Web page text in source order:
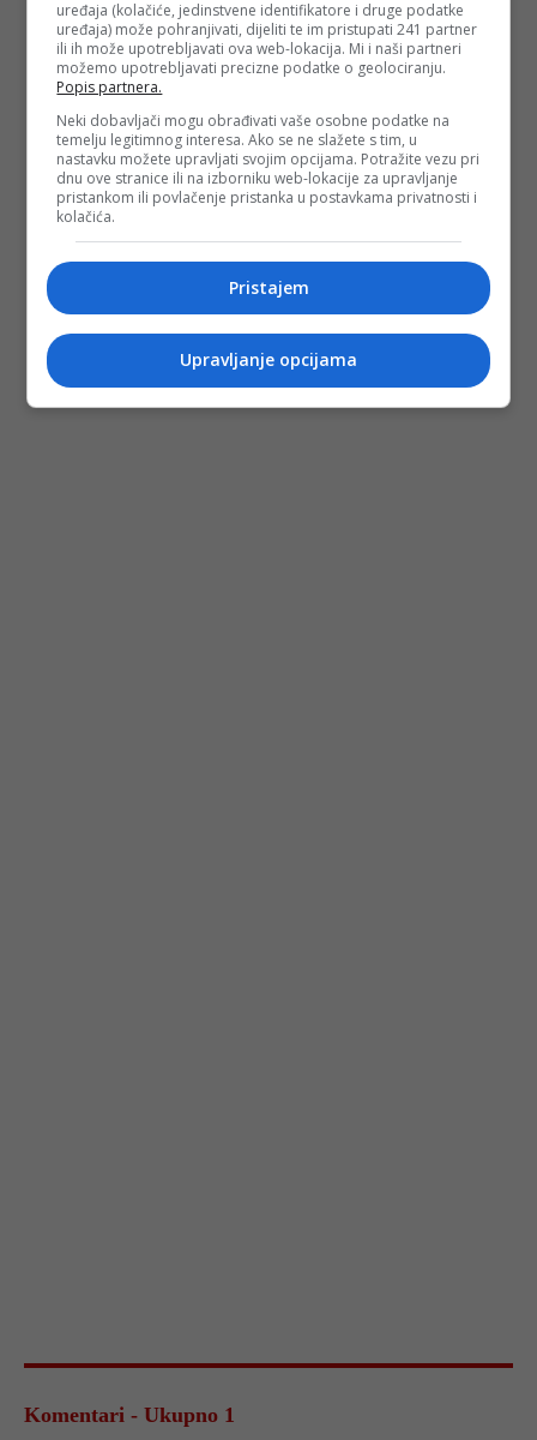
Komentari - Ukupno 1
uređaja (kolačiće, jedinstvene identifikatore i druge podatke
uređaja) može pohranjivati, dijeliti te im pristupati 241 partner
ili ih može upotrebljavati ova web-lokacija. Mi i naši partneri
možemo upotrebljavati precizne podatke o geolociranju.
Popis partnera.
Neki dobavljači mogu obrađivati vaše osobne podatke na
temelju legitimnog interesa. Ako se ne slažete s tim, u
nastavku možete upravljati svojim opcijama. Potražite vezu pri
dnu ove stranice ili na izborniku web-lokacije za upravljanje
pristankom ili povlačenje pristanka u postavkama privatnosti i
kolačića.
Pristajem
Upravljanje opcijama